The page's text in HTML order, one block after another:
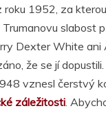
roku 1952, za
Trumanovu
Dexter White ani
že se jí
vznesl čerstvý
záležitosti.